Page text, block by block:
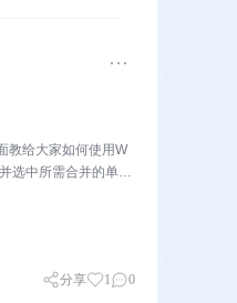
教给大家如何使用W
选中所需合并的单
分享 1 0